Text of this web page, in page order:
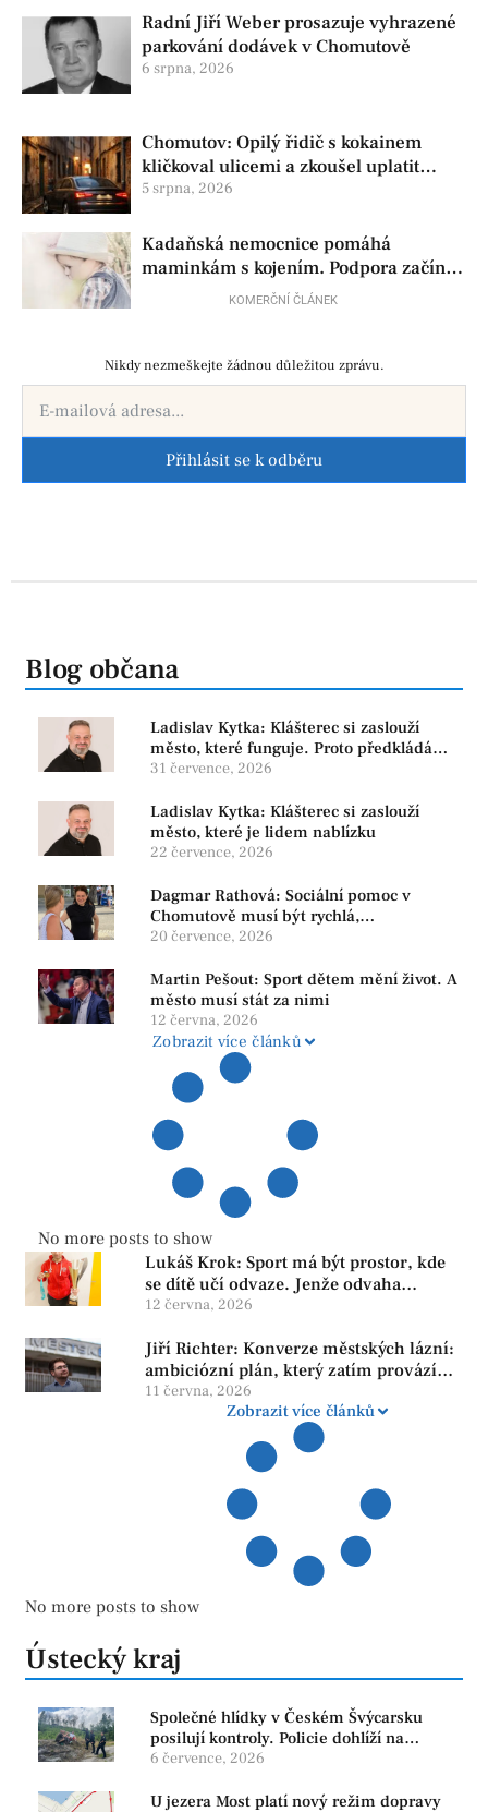
Radní Jiří Weber prosazuje vyhrazené
parkování dodávek v Chomutově
6 srpna, 2026
Chomutov: Opilý řidič s kokainem
kličkoval ulicemi a zkoušel uplatit
policisty
5 srpna, 2026
Kadaňská nemocnice pomáhá
maminkám s kojením. Podpora začíná
už před porodemKOMERČNÍ ČLÁNEK
Nikdy nezmeškejte žádnou důležitou zprávu.
Přihlásit se k odběru
Blog občana
Ladislav Kytka: Klášterec si zaslouží
město, které funguje. Proto předkládáme
program, který řeší skutečné problémy
31 července, 2026
Ladislav Kytka: Klášterec si zaslouží
město, které je lidem nablízku
22 července, 2026
Dagmar Rathová: Sociální pomoc v
Chomutově musí být rychlá,
srozumitelná a férová. Ne udržovat lidi v
20 července, 2026
Martin Pešout: Sport dětem mění život. A
město musí stát za nimi
12 června, 2026
Zobrazit více článků
No more posts to show
Lukáš Krok: Sport má být prostor, kde
se dítě učí odvaze. Jenže odvaha
neroste tam, kde se bojí udělat chybu.
12 června, 2026
Jiří Richter: Konverze městských lázní:
ambiciózní plán, který zatím provází
více otazníků než jistot
11 června, 2026
Zobrazit více článků
No more posts to show
Ústecký kraj
Společné hlídky v Českém Švýcarsku
posilují kontroly. Policie dohlíží na
bezpečnost i ochranu přírody
6 července, 2026
U jezera Most platí nový režim dopravy